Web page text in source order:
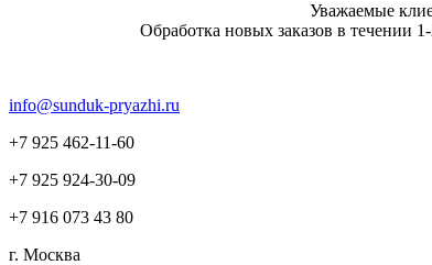
Уважаемые клиенты! В
Обработка новых
info@sunduk-pryazhi.ru
+7 925 462-11-60
+7 925 924-30-09
+7 916 073 43 80
г. Москва